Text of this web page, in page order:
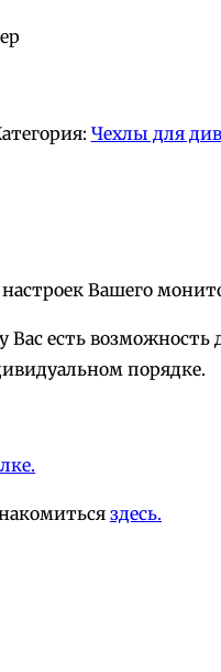
Чехлы для
Вашего
есть
порядке.
здесь.